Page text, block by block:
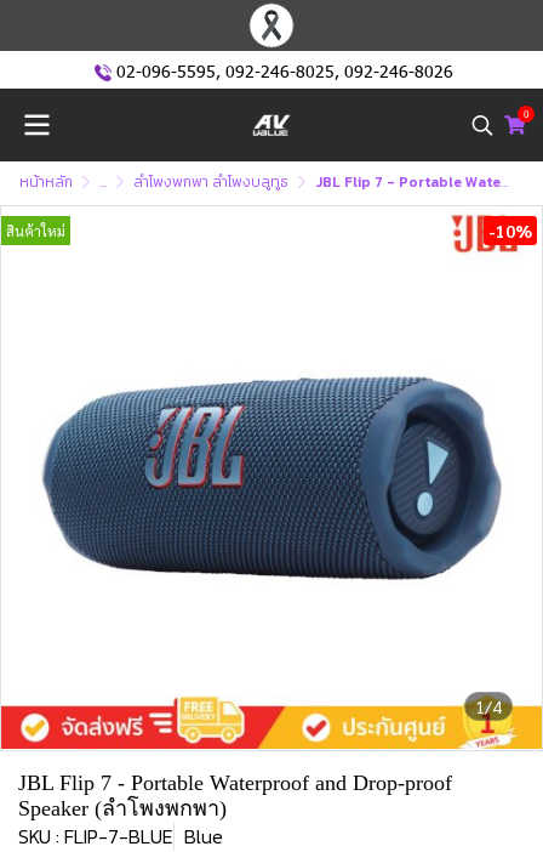
02-096-5595, 092-246-8025, 092-246-8026
0
หน้าหลัก ... ลำโพงพกพา ลำโพงบลูทูธ JBL Flip 7 - Portable Waterproof and Drop-proof Speaker (ลำโพงพกพา)
1/4
สินค้าใหม่ -10%
JBL Flip 7 - Portable Waterproof and Drop-proof
Speaker (ลำโพงพกพา)
SKU : FLIP-7-BLUE Blue